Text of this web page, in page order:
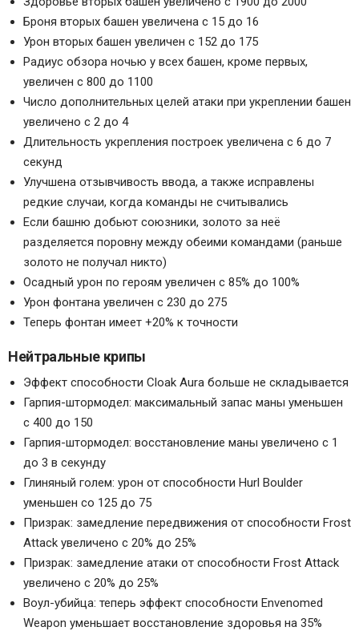
Броня вторых башен увеличена с 15 до 16
Урон вторых башен увеличен с 152 до 175
Радиус обзора ночью у всех башен, кроме первых,
увеличен с 800 до 1100
Число дополнительных целей атаки при укреплении башен
увеличено с 2 до 4
Длительность укрепления построек увеличена с 6 до 7
секунд
Улучшена отзывчивость ввода, а также исправлены
редкие случаи, когда команды не считывались
Если башню добьют союзники, золото за неё
разделяется поровну между обеими командами (раньше
золото не получал никто)
Осадный урон по героям увеличен с 85% до 100%
Урон фонтана увеличен с 230 до 275
Теперь фонтан имеет +20% к точности
Нейтральные крипы
Эффект способности Cloak Aura больше не складывается
Гарпия-штормодел: максимальный запас маны уменьшен
с 400 до 150
Гарпия-штормодел: восстановление маны увеличено с 1
до 3 в секунду
Глиняный голем: урон от способности Hurl Boulder
уменьшен со 125 до 75
Призрак: замедление передвижения от способности Frost
Attack увеличено с 20% до 25%
Призрак: замедление атаки от способности Frost Attack
увеличено с 20% до 25%
Воул-убийца: теперь эффект способности Envenomed
Weapon уменьшает восстановление здоровья на 35%